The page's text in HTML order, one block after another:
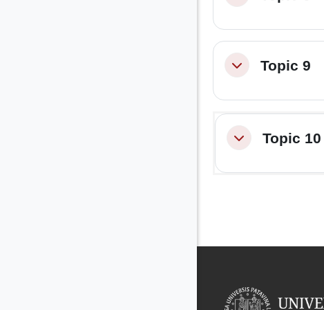
MinimizzaTopic 9
MinimizzaTopic 10